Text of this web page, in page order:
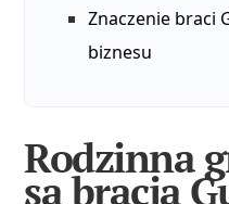
Znaczenie braci
biznesu
Rodzinna
są bracia